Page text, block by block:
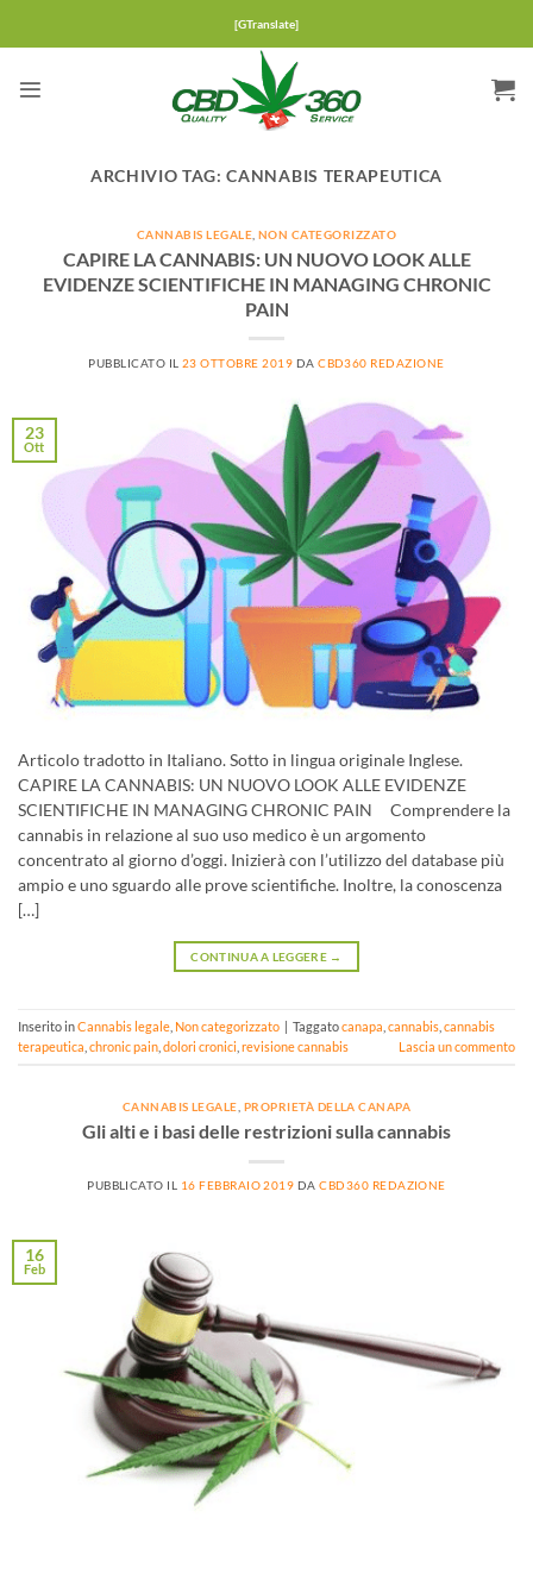
[GTranslate]
ARCHIVIO TAG:CANNABIS TERAPEUTICA
CANNABIS LEGALE NON CATEGORIZZATO
CAPIRE LA CANNABIS: UN NUOVO LOOK ALLE
EVIDENZE SCIENTIFICHE IN MANAGING CHRONIC
PAIN
PUBBLICATO IL 23 OTTOBRE 2019 DACBD360 REDAZIONE
23
Ott
Articolo tradotto in Italiano. Sotto in lingua originale Inglese.
CAPIRE LA CANNABIS: UN NUOVO LOOK ALLE EVIDENZE
SCIENTIFICHE IN MANAGING CHRONIC PAIN Comprendere la
cannabis in relazione al suo uso medico è un argomento
concentrato al giorno d’oggi. Inizierà con l’utilizzo del database più
ampio e uno sguardo alle prove scientifiche. Inoltre, la conoscenza
[…]
CONTINUA A LEGGERE →
Inserito inCannabis legale Non categorizzato | Taggatocanapa cannabis cannabis
terapeutica chronic pain dolori cronici revisione cannabis Lascia un commento
CANNABIS LEGALE, PROPRIETÀ DELLA CANAPA
Gli alti e i basi delle restrizioni sulla cannabis
PUBBLICATO IL 16 FEBBRAIO 2019 DACBD360 REDAZIONE
16
Feb